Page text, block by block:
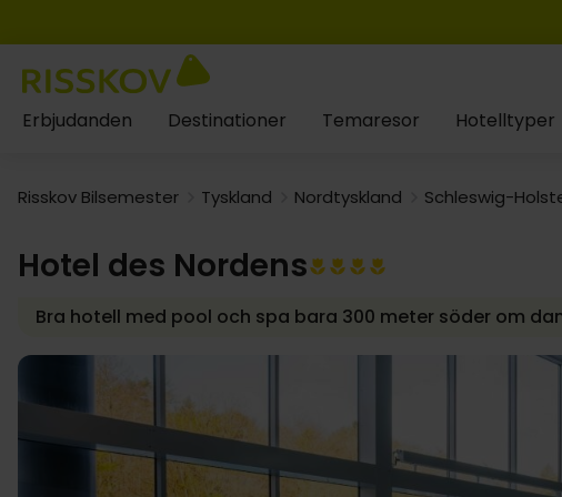
Erbjudanden Destinationer Temaresor Hotelltyper
Risskov Bilsemester Tyskland Nordtyskland Schleswig-
Hotel des Nordens
Bra hotell med pool och spa bara 300 meter söder om